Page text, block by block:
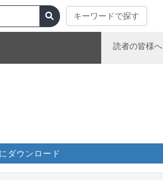
キーワードで探す
読者の皆様へ
ダウンロード